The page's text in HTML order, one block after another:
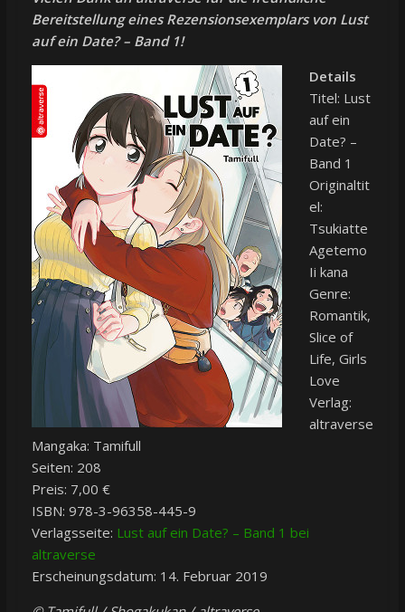
Bereitstellung eines Rezensionsexemplars von Lust
auf ein Date? – Band 1!
Details
Titel: Lust
auf ein
Date? –
Band 1
Originaltit
el:
Tsukiatte
Agetemo
Ii kana
Genre:
Romantik,
Slice of
Life, Girls
Love
Verlag:
altraverse
Mangaka: Tamifull
Seiten: 208
Preis: 7,00 €
ISBN: 978-3-96358-445-9
Verlagsseite: Lust auf ein Date? – Band 1 bei
altraverse
Erscheinungsdatum: 14. Februar 2019